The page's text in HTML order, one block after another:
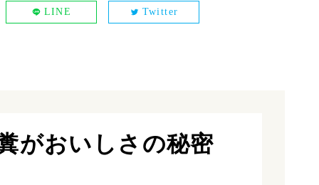
LINE Twitter
がおいしさの秘密